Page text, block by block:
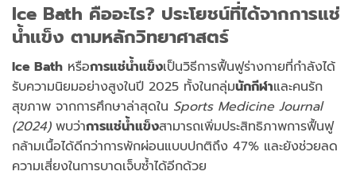
Ice Bath คืออะไร? ประโยชน์ที่ได้จากการแช่
น้ำแข็ง ตามหลักวิทยาศาสตร์
Ice Bath หรือการแช่น้ำแข็งเป็นวิธีการฟื้นฟูร่างกายที่กำลังได้
รับความนิยมอย่างสูงในปี 2025 ทั้งในกลุ่มนักกีฬาและคนรัก
สุขภาพ จากการศึกษาล่าสุดใน Sports Medicine Journal
(2024)พบว่าการแช่น้ำแข็งสามารถเพิ่มประสิทธิภาพการฟื้นฟู
กล้ามเนื้อได้ดีกว่าการพักผ่อนแบบปกติถึง 47% และยังช่วยลด
ความเสี่ยงในการบาดเจ็บซ้ำได้อีกด้วย